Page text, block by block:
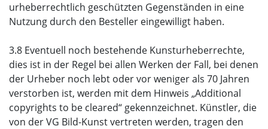
urheberrechtlich geschützten Gegenständen in eine
Nutzung durch den Besteller eingewilligt haben.
3.8 Eventuell noch bestehende Kunsturheberrechte,
dies ist in der Regel bei allen Werken der Fall, bei denen
der Urheber noch lebt oder vor weniger als 70 Jahren
verstorben ist, werden mit dem Hinweis „Additional
copyrights to be cleared“ gekennzeichnet. Künstler, die
von der VG Bild-Kunst vertreten werden, tragen den